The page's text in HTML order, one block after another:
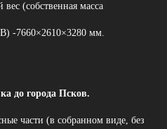
(собственная масса
-7660×2610×3280 мм.
до города Псков.
части (в собранном виде, без